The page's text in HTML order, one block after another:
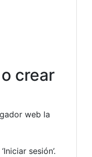
crear
web la
sesión’.